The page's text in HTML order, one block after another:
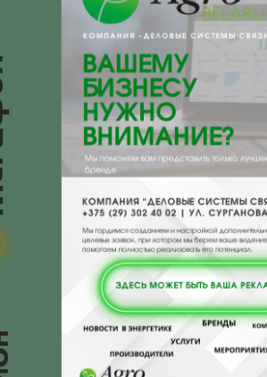
Оставьте электронный заказ
кнопки "Заказать" и мы
Вас подходящую компанию
поставщика.